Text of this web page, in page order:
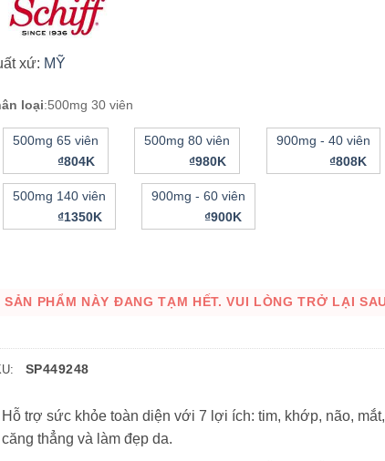
xứ: MỸ
loại:500mg 30 viên
500mg 65 viên
₫804K
500mg 80 viên
₫980K
900mg - 40 viên
₫808K
500mg 140 viên
₫1350K
900mg - 60 viên
₫900K
SẢN PHẨM NÀY ĐANG TẠM HẾT. VUI LÒNG TRỞ LẠI
SP449248
Hỗ trợ sức khỏe toàn diện với 7 lợi ích: tim, khớp, não,
căng thẳng và làm đẹp da.